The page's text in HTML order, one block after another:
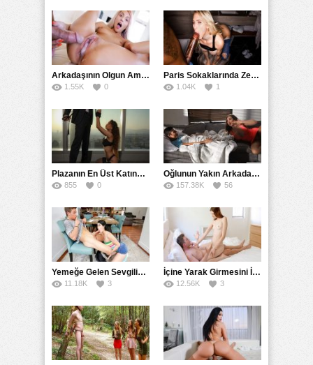
Arkadaşının Olgun Amcasına Siktirip İçine Boşalmasını İstedi
1.55K 0
Paris Sokaklarında Zenci Yarağını Gırtlağına Kadar İndirdi
1.04K 1
Plazanın En Üst Katında Üst Seviye Köle Fantezisi Sikişi
855 0
Oğlunun Yakın Arkadaşına Yorgan Altından Sulanan Milf
157.38K 56
Yemeğe Gelen Sevgilisinin Arkadaşına Yarak Yedirdi
11.18K 3
İçine Yarak Girmesini İsteyince Kuzeninin Penisini Kullandı
12.56K 3